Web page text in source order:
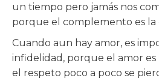
un tiempo pero jamás nos
porque el complemento es la
Cuando aun hay amor, es
infidelidad, porque el amor es
el respeto poco a poco se